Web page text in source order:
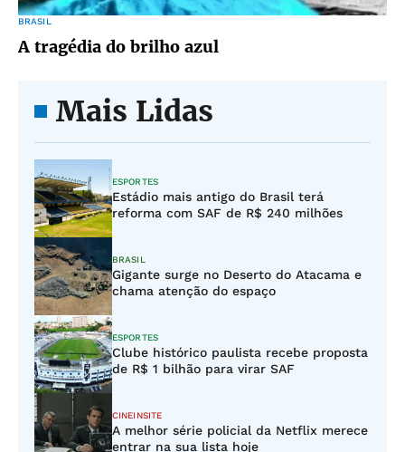
BRASIL
A tragédia do brilho azul
Mais Lidas
ESPORTES
Estádio mais antigo do Brasil terá
reforma com SAF de R$ 240 milhões
BRASIL
Gigante surge no Deserto do Atacama e
chama atenção do espaço
ESPORTES
Clube histórico paulista recebe proposta
de R$ 1 bilhão para virar SAF
CINEINSITE
A melhor série policial da Netflix merece
entrar na sua lista hoje